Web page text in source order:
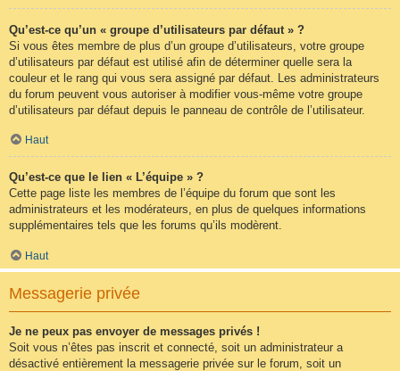
Qu’est-ce qu’un « groupe d’utilisateurs par défaut » ?
Si vous êtes membre de plus d’un groupe d’utilisateurs, votre groupe
d’utilisateurs par défaut est utilisé afin de déterminer quelle sera la
couleur et le rang qui vous sera assigné par défaut. Les administrateurs
du forum peuvent vous autoriser à modifier vous-même votre groupe
d’utilisateurs par défaut depuis le panneau de contrôle de l’utilisateur.
Haut
Qu’est-ce que le lien « L’équipe » ?
Cette page liste les membres de l’équipe du forum que sont les
administrateurs et les modérateurs, en plus de quelques informations
supplémentaires tels que les forums qu’ils modèrent.
Haut
Messagerie privée
Je ne peux pas envoyer de messages privés !
Soit vous n’êtes pas inscrit et connecté, soit un administrateur a
désactivé entièrement la messagerie privée sur le forum, soit un